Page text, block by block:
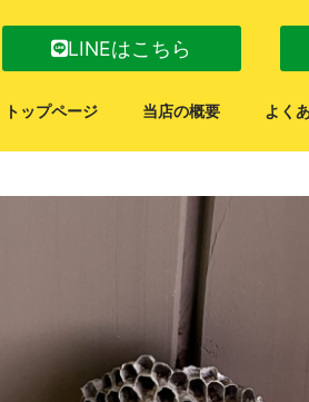
LINEはこちら
トップページ 当店の概要 よく